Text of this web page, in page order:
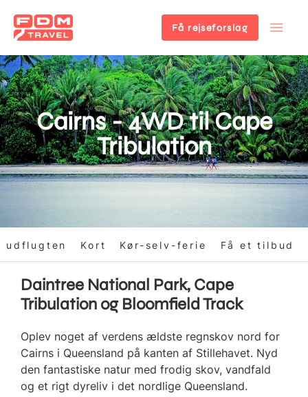
Gå
til
hovedindhold
Få rejseforslag
Cairns - 4WD til Cape
Tribulation
udflugten Kort Kør-selv-ferie Få et tilbud
Daintree National Park, Cape
Tribulation og Bloomfield Track
Oplev noget af verdens ældste regnskov nord for
Cairns i Queensland på kanten af Stillehavet. Nyd
den fantastiske natur med frodig skov, vandfald
og et rigt dyreliv i det nordlige Queensland.